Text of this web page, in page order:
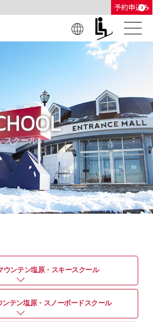
予約申込み
日本
Engl
한글
ภาษ
าไท
中国
（简
中國
（繁
スクール
ウンテン塩原・スキースクール
テン塩原・スノーボードスクール